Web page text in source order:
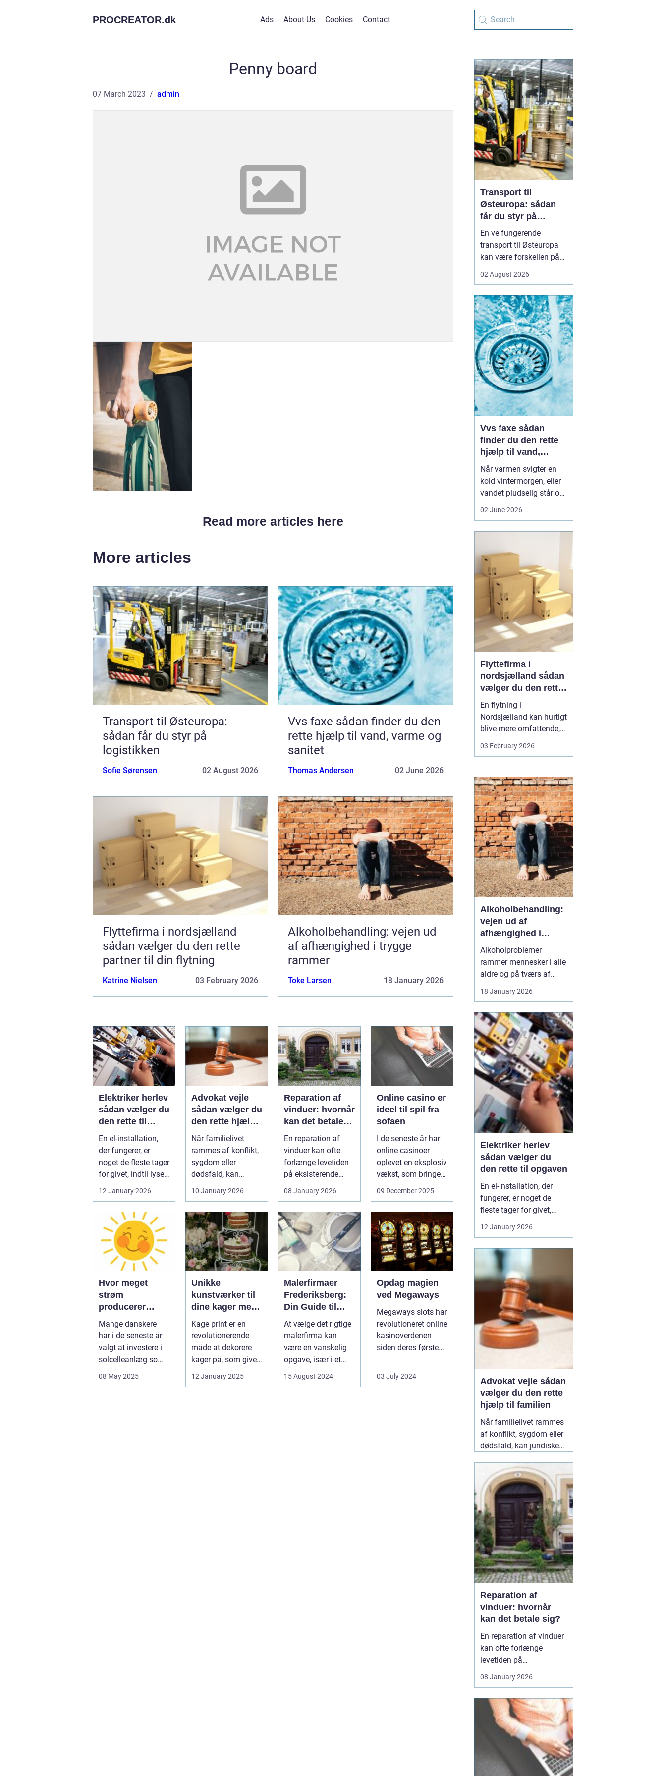
PROCREATOR.dk Ads About Us Cookies Contact
Penny board
07 March 2023 admin
Read more articles here
More articles
Transport til Østeuropa:
sådan får du styr på
logistikken
Sofie Sørensen 02 August 2026
Vvs faxe sådan finder du den
rette hjælp til vand, varme og
sanitet
Thomas Andersen 02 June 2026
Flyttefirma i nordsjælland
sådan vælger du den rette
partner til din flytning
Katrine Nielsen 03 February 2026
Alkoholbehandling: vejen ud
af afhængighed i trygge
rammer
Toke Larsen 18 January 2026
Elektriker herlev
sådan vælger du
den rette til
opgaven
En el-installation,
der fungerer, er
noget de fleste tager
for givet, indtil lyset
12 January 2026
Advokat vejle
sådan vælger du
den rette hjælp
til familien
Når familielivet
rammes af konflikt,
sygdom eller
dødsfald, kan
hurtigt vokse si...
10 January 2026
Reparation af
vinduer: hvornår
kan det betale
sig?
En reparation af
vinduer kan ofte
forlænge levetiden
på eksisterende
08 January 2026
Online casino er
ideel til spil fra
sofaen
I de seneste år har
online casinoer
oplevet en eksplosiv
vækst, som bringer
spændi...
09 December 2025
Hvor meget
strøm
producerer
solceller om
vinteren?
Mange danskere
har i de seneste år
valgt at investere i
solcelleanlæg som
08 May 2025
Unikke
kunstværker til
dine kager med
kage print
Kage print er en
revolutionerende
måde at dekorere
kager på, som giver
12 January 2025
Malerfirmaer
Frederiksberg:
Din Guide til
Kvalitet og
Service
At vælge det rigtige
malerfirma kan
være en vanskelig
opgave, især i et
Frederiksberg, hv...
15 August 2024
Opdag magien
ved Megaways
Megaways slots har
revolutioneret online
kasinoverdenen
siden deres første
spillea...
03 July 2024
Transport til
Østeuropa: sådan
får du styr på
logistikken
En velfungerende
transport til Østeuropa
kan være forskellen på
dyre forsinkelser. Mange
mod Baltikum, Ukraine
og resten af regionen for
at finde nye kunder og
leverandører. Men v...
02 August 2026
Vvs faxe sådan
finder du den rette
hjælp til vand,
varme og sanitet
Når varmen svigter en
kold vintermorgen, eller
vandet pludselig står op
installatører en central
rolle i hverdagen, selv
om vi sjældent tænker
over det. Gennemgang
af varmea...
02 June 2026
Flyttefirma i
nordsjælland sådan
vælger du den rette
partner til din
flytning
En flytning i
Nordsjælland kan hurtigt
blive mere omfattende,
end man først tror. Der er
nøgler, flyttekasser,
parkering, møbler der
skal skilles ad, og
ejendele med
affektionsværdi, som
helst skal komme sikkert
frem. Mange vælger
der...
03 February 2026
Alkoholbehandling:
vejen ud af
afhængighed i
trygge rammer
Alkoholproblemer
rammer mennesker i alle
aldre og på tværs af
starter det med hygge,
at dæmpe uro og svære
følelser på. Langsomt
flytter alkoholen græns...
18 January 2026
Elektriker herlev
sådan vælger du
den rette til opgaven
En el-installation, der
fungerer, er noget de
fleste tager for givet,
eller en stikkontakt bliver
problemer, kan det
hurtigt blive både utrygt
og dyrt, hvis der ikke
reageres rigtigt. Derfor
giver ...
12 January 2026
Advokat vejle sådan
vælger du den rette
hjælp til familien
Når familielivet rammes
af konflikt, sygdom eller
dødsfald, kan juridiske
sig store. Mange oplever,
at de både skal håndtere
følelser og praktiske
problemer på én gang.
Her kan en erfaren10
January 2026
Reparation af
vinduer: hvornår
kan det betale sig?
En reparation af vinduer
kan ofte forlænge
levetiden på
glas med mange år. For
valget mellem at
reparere eller udskifte
hele vinduet, og
beslutningen har både
08 January 2026